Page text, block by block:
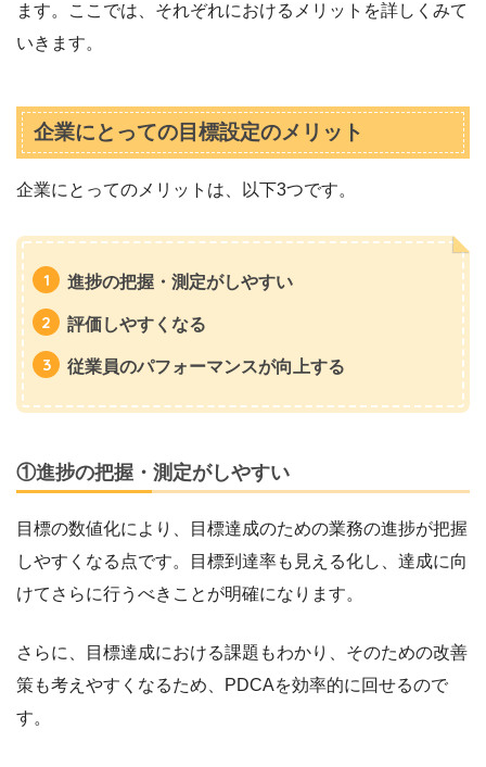
ます。ここでは、それぞれにおけるメリットを詳しくみて
いきます。
企業にとっての目標設定のメリット
企業にとってのメリットは、以下3つです。
進捗の把握・測定がしやすい
評価しやすくなる
従業員のパフォーマンスが向上する
①進捗の把握・測定がしやすい
目標の数値化により、目標達成のための業務の進捗が把握
しやすくなる点です。目標到達率も見える化し、達成に向
けてさらに行うべきことが明確になります。
さらに、目標達成における課題もわかり、そのための改善
策も考えやすくなるため、PDCAを効率的に回せるので
す。